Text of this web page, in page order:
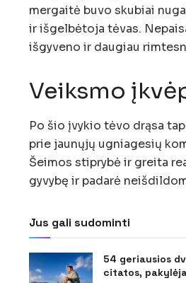
mergaitė buvo skubiai
ir išgelbėtoja tėvas.
išgyveno ir daugiau
Veiksmo
Po šio įvykio tėvo drąsa
prie jaunųjų ugniagesių
Šeimos stiprybė ir greita
gyvybę ir padarė
Jus gali sudominti
54 geriausios
citatos,